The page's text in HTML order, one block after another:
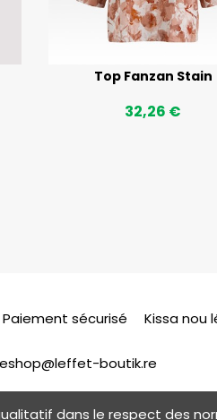
Top Fanzan Stain
32,26 €
Paiement sécurisé Kissa nou
eshop@leffet-boutik.re
dans le respect des